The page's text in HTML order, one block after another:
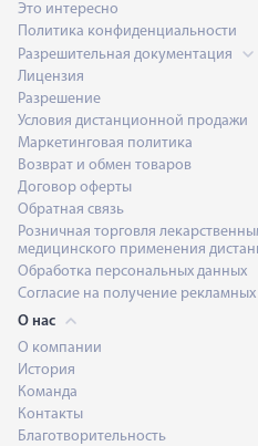
Это интересно
Политика конфиденциальности
Разрешительная документация
Лицензия
Разрешение
Условия дистанционной продажи
Маркетинговая политика
Возврат и обмен товаров
Договор оферты
Обратная связь
Розничная торговля
медицинского применения
Обработка персональных данных
Согласие на получение
О нас
О компании
История
Команда
Контакты
Благотворительность